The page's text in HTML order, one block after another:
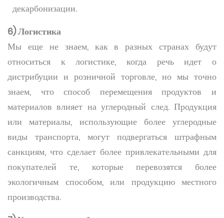
декарбонизации.
6) Логистика
Мы еще не знаем, как в разных странах будут
относиться к логистике, когда речь идет о
дистрибуции и розничной торговле, но мы точно
знаем, что способ перемещения продуктов и
материалов влияет на углеродный след. Продукция
или материалы, использующие более углеродные
виды транспорта, могут подвергаться штрафным
санкциям, что сделает более привлекательными для
покупателей те, которые перевозятся более
экологичным способом, или продукцию местного
производства.